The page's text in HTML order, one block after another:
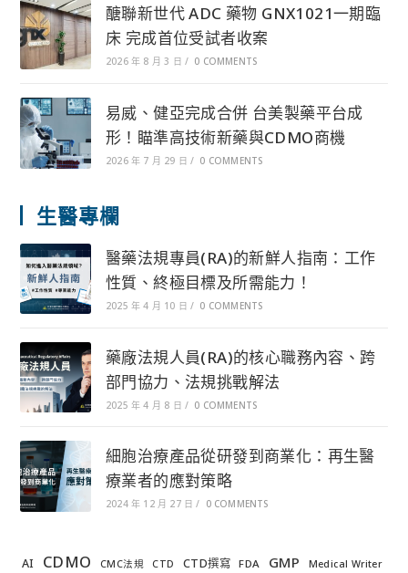
醣聯新世代 ADC 藥物 GNX1021一期臨
床 完成首位受試者收案
2026 年 8 月 3 日 / 0 COMMENTS
易威、健亞完成合併 台美製藥平台成
形！瞄準高技術新藥與CDMO商機
2026 年 7 月 29 日 / 0 COMMENTS
生醫專欄
醫藥法規專員(RA)的新鮮人指南：工作
性質、終極目標及所需能力！
2025 年 4 月 10 日 / 0 COMMENTS
藥廠法規人員(RA)的核心職務內容、跨
部門協力、法規挑戰解法
2025 年 4 月 8 日 / 0 COMMENTS
細胞治療產品從研發到商業化：再生醫
療業者的應對策略
2024 年 12 月 27 日 / 0 COMMENTS
AI CDMO CMC法規 CTD CTD撰寫 FDA GMP Medical Writer